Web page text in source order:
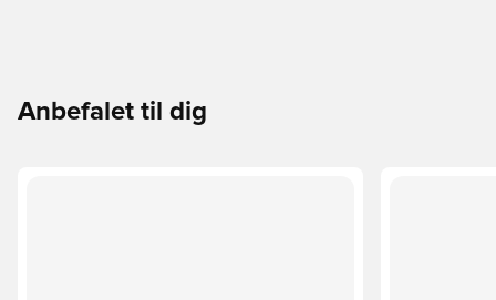
Anbefalet til dig